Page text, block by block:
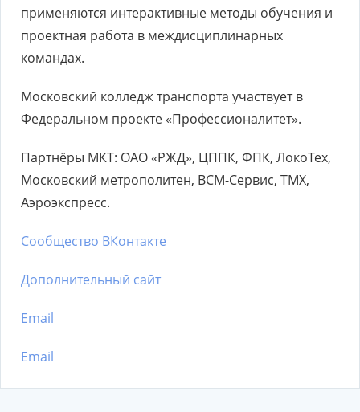
применяются интерактивные методы обучения и
проектная работа в междисциплинарных
командах.
Московский колледж транспорта участвует в
Федеральном проекте «Профессионалитет».
Партнёры МКТ: ОАО «РЖД», ЦППК, ФПК, ЛокоТех,
Московский метрополитен, ВСМ-Сервис, ТМХ,
Аэроэкспресс.
Сообщество ВКонтакте
Дополнительный сайт
Email
Email